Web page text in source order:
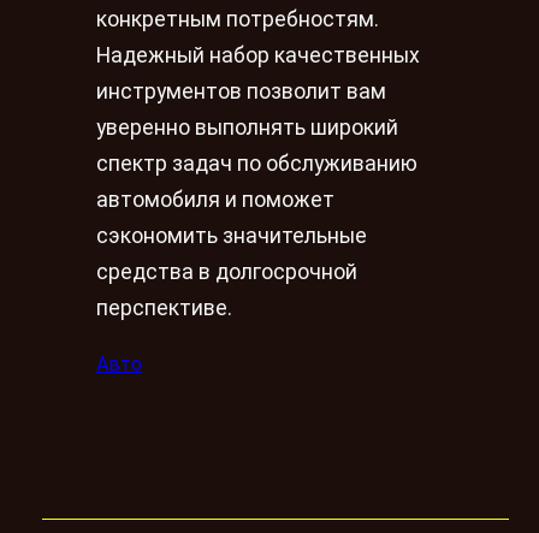
конкретным потребностям.
Надежный набор качественных
инструментов позволит вам
уверенно выполнять широкий
спектр задач по обслуживанию
автомобиля и поможет
сэкономить значительные
средства в долгосрочной
перспективе.
Авто